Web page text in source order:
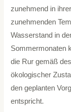
zunehmend in
zunehmenden
Wasserstand in
Sommermonaten
die Rur gemäß
ökologischer
den geplanten
entspricht.